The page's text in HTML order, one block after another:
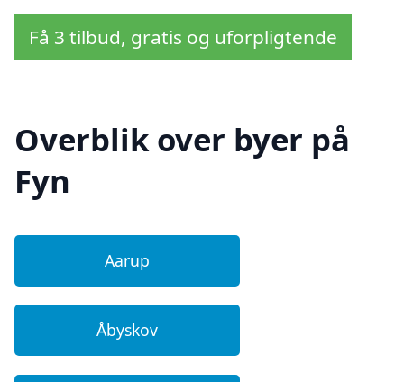
Få 3 tilbud, gratis og uforpligtende
Overblik over byer på
Fyn
Aarup
Åbyskov